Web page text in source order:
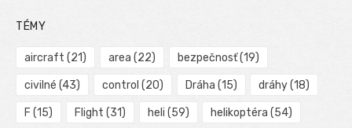
TÉMY
aircraft (21) area (22) bezpečnosť(19)
civilné (43) control (20) Dráha (15) dráhy(18)
F (15) Flight (31) heli (59) helikoptéra (54)